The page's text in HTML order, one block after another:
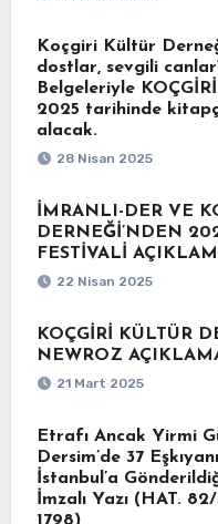
Koçgiri Kültür
dostlar, sevgili
Belgeleriyle KOÇGİRİ
2025 tarihinde
alacak.
28 Nisan 2025
İMRANLI-DER VE
DERNEĞİ’NDEN
FESTİVALİ
22 Nisan 2025
KOÇGİRİ KÜLTÜR
NEWROZ
21 Mart 2025
Etrafı Ancak Yirmi
Dersim’de 37
İstanbul’a
İmzalı Yazı (HAT.